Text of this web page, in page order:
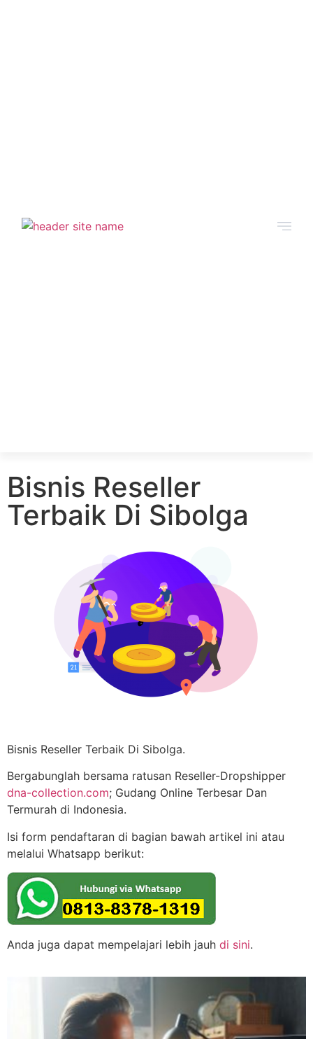
Bisnis Reseller
Terbaik Di Sibolga
Bisnis Reseller Terbaik Di Sibolga.
Bergabunglah bersama ratusan Reseller-Dropshipper
dna-collection.com; Gudang Online Terbesar Dan
Termurah di Indonesia.
Isi form pendaftaran di bagian bawah artikel ini atau
melalui Whatsapp berikut:
Anda juga dapat mempelajari lebih jauh di sini.